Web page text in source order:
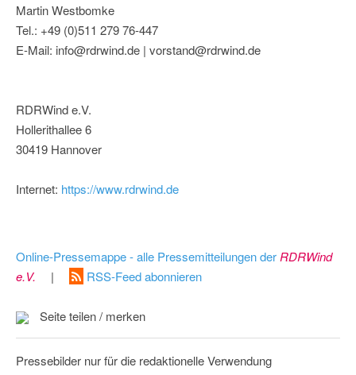
Martin Westbomke
Tel.: +49 (0)511 279 76-447
E-Mail: info@rdrwind.de | vorstand@rdrwind.de
RDRWind e.V.
Hollerithallee 6
30419 Hannover
Internet: https://www.rdrwind.de
Online-Pressemappe - alle Pressemitteilungen derRDRWind
e.V.
| RSS-Feed abonnieren
Seite teilen / merken
Pressebilder nur für die redaktionelle Verwendung